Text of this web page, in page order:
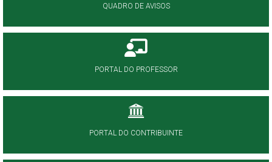
QUADRO DE AVISOS
PORTAL DO PROFESSOR
PORTAL DO CONTRIBUINTE